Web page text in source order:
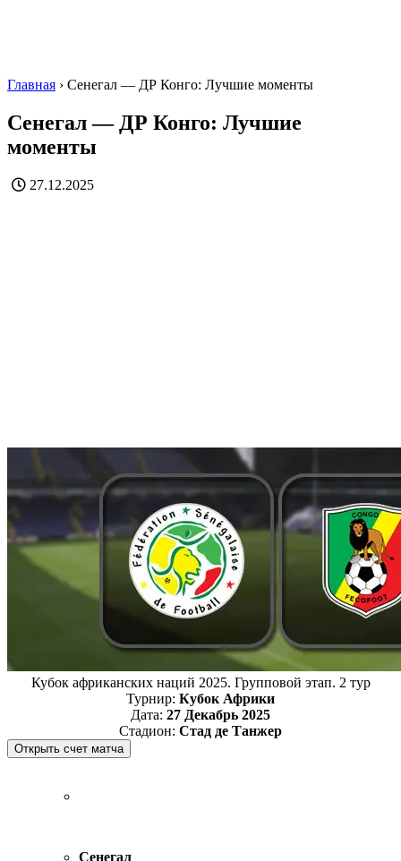
Главная › Сенегал — ДР Конго: Лучшие моменты
Сенегал — ДР Конго: Лучшие
моменты
27.12.2025
Кубок африканских наций 2025. Групповой этап. 2 тур
Турнир: Кубок Африки
Дата: 27 Декабрь 2025
Стадион: Стад де Танжер
Сенегал